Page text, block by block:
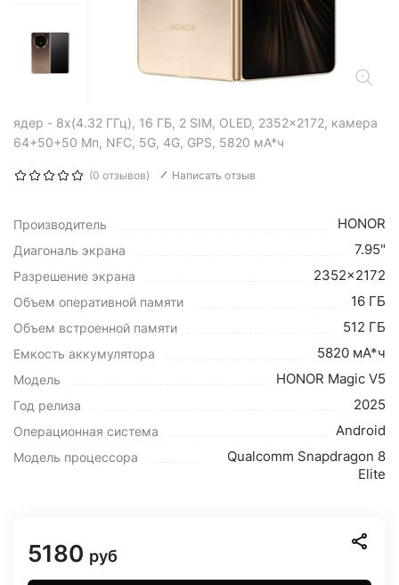
ядер - 8x(4.32 ГГц), 16 ГБ, 2 SIM, OLED, 2352x2172, камера
64+50+50 Мп, NFC, 5G, 4G, GPS, 5820 мА*ч
(0 отзывов) Написать отзыв
Производитель HONOR
Диагональ экрана 7.95"
Разрешение экрана 2352x2172
Объем оперативной памяти 16 ГБ
Объем встроенной памяти 512 ГБ
Емкость аккумулятора 5820 мА*ч
Модель HONOR Magic V5
Год релиза 2025
Операционная система Android
Модель процессора
Qualcomm Snapdragon 8
Elite
5180 руб